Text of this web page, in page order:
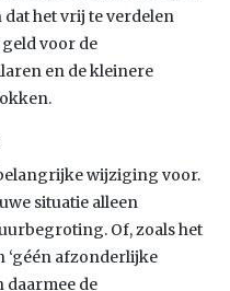
het vrij te verdelen
voor de
en de kleinere
wijziging voor.
situatie alleen
Of, zoals het
‘géén afzonderlijke
daarmee de